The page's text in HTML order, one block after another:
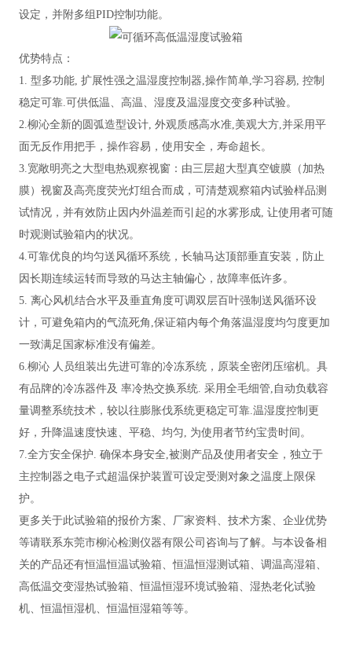
设定，并附多组PID控制功能。
优势特点：
1. 型多功能, 扩展性强之温湿度控制器,操作简单,学习容易, 控制
稳定可靠.可供低温、高温、湿度及温湿度交变多种试验。
2.柳沁全新的圆弧造型设计, 外观质感高水准,美观大方,并采用平
面无反作用把手，操作容易，使用安全，寿命超长。
3.宽敞明亮之大型电热观察视窗：由三层超大型真空镀膜（加热
膜）视窗及高亮度荧光灯组合而成，可清楚观察箱内试验样品测
试情况，并有效防止因内外温差而引起的水雾形成, 让使用者可随
时观测试验箱内的状况。
4.可靠优良的均匀送风循环系统，长轴马达顶部垂直安装，防止
因长期连续运转而导致的马达主轴偏心，故障率低许多。
5. 离心风机结合水平及垂直角度可调双层百叶强制送风循环设
计，可避免箱内的气流死角,保证箱内每个角落温湿度均匀度更加
一致满足国家标准没有偏差。
6.柳沁 人员组装出先进可靠的冷冻系统，原装全密闭压缩机。具
有品牌的冷冻器件及 率冷热交换系统. 采用全毛细管,自动负载容
量调整系统技术，较以往膨胀伐系统更稳定可靠.温湿度控制更
好，升降温速度快速、平稳、均匀, 为使用者节约宝贵时间。
7.全方安全保护. 确保本身安全,被测产品及使用者安全，独立于
主控制器之电子式超温保护装置可设定受测对象之温度上限保
护。
更多关于此试验箱的报价方案、厂家资料、技术方案、企业优势
等请联系东莞市柳沁检测仪器有限公司咨询与了解。与本设备相
关的产品还有恒温恒温试验箱、恒温恒湿测试箱、调温高湿箱、
高低温交变湿热试验箱、恒温恒湿环境试验箱、湿热老化试验
机、恒温恒湿机、恒温恒湿箱等等。